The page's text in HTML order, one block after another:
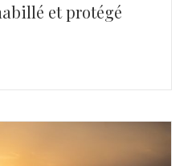
et protégé